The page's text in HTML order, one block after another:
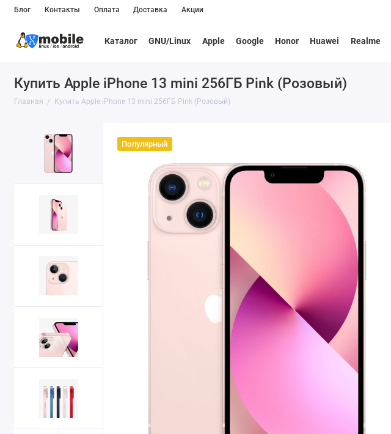
Блог Контакты Оплата Доставка Акции
Каталог GNU/Linux Apple Google Honor Huawei Realme
Купить Apple iPhone 13 mini 256ГБ Pink (Розовый)
Главная Купить Apple iPhone 13 mini 256ГБ Pink (Розовый)
Популярный